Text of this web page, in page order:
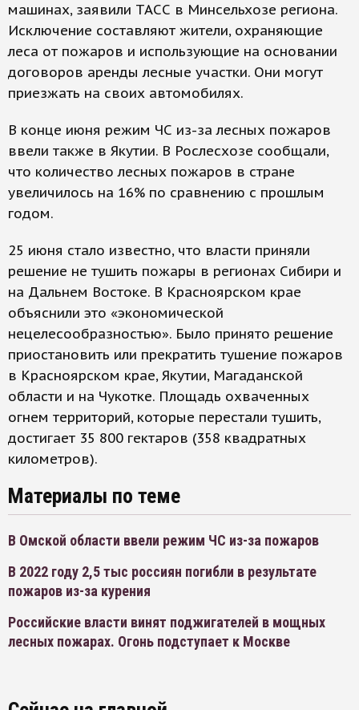
машинах, заявили ТАСС в Минсельхозе региона.
Исключение составляют жители, охраняющие
леса от пожаров и использующие на основании
договоров аренды лесные участки. Они могут
приезжать на своих автомобилях.
В конце июня режим ЧС из-за лесных пожаров
ввели также в Якутии. В Рослесхозе сообщали,
что количество лесных пожаров в стране
увеличилось на 16% по сравнению с прошлым
годом.
25 июня стало известно, что власти приняли
решение не тушить пожары в регионах Сибири и
на Дальнем Востоке. В Красноярском крае
объяснили это «экономической
нецелесообразностью». Было принято решение
приостановить или прекратить тушение пожаров
в Красноярском крае, Якутии, Магаданской
области и на Чукотке. Площадь охваченных
огнем территорий, которые перестали тушить,
достигает 35 800 гектаров (358 квадратных
километров).
Материалы по теме
В Омской области ввели режим ЧС из-за пожаров
В 2022 году 2,5 тыс россиян погибли в результате
пожаров из-за курения
Российские власти винят поджигателей в мощных
лесных пожарах. Огонь подступает к Москве